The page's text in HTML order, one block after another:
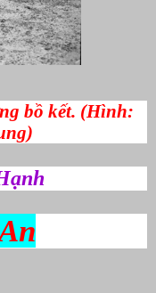
bồ kết. (Hình: